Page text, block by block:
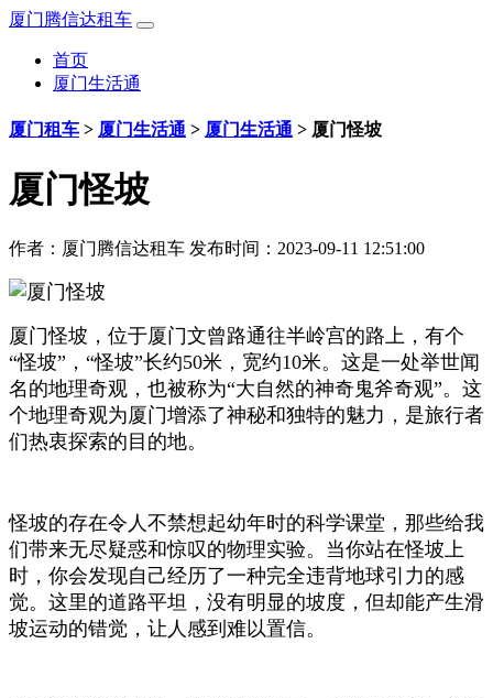
厦门腾信达租车
首页
厦门生活通
厦门租车 > 厦门生活通 > 厦门生活通 > 厦门怪坡
厦门怪坡
作者： 厦门腾信达租车 发布时间：2023-09-11 12:51:00
厦门怪坡，位于厦门文曾路通往半岭宫的路上，有个
“怪坡”，“怪坡”长约50米，宽约10米。这是一处举世闻
名的地理奇观，也被称为“大自然的神奇鬼斧奇观”。这
个地理奇观为厦门增添了神秘和独特的魅力，是旅行者
们热衷探索的目的地。
怪坡的存在令人不禁想起幼年时的科学课堂，那些给我
们带来无尽疑惑和惊叹的物理实验。当你站在怪坡上
时，你会发现自己经历了一种完全违背地球引力的感
觉。这里的道路平坦，没有明显的坡度，但却能产生滑
坡运动的错觉，让人感到难以置信。